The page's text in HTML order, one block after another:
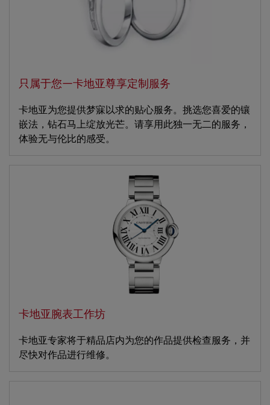
只属于您—卡地亚尊享定制服务
卡地亚为您提供梦寐以求的贴心服务。挑选您喜爱的镶
嵌法，钻石马上绽放光芒。请享用此独一无二的服务，
体验无与伦比的感受。
卡地亚腕表工作坊
卡地亚专家将于精品店内为您的作品提供检查服务，并
尽快对作品进行维修。